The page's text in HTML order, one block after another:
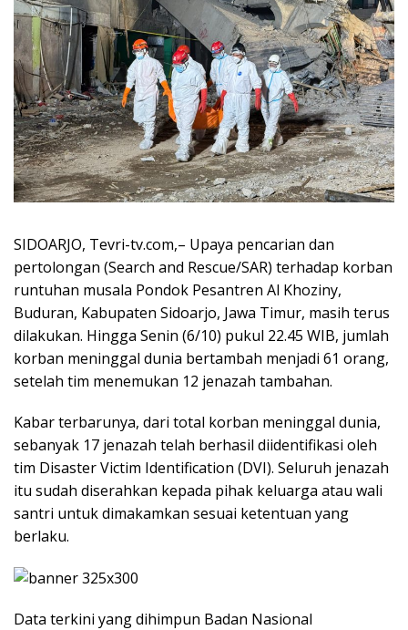
SIDOARJO, Tevri-tv.com,– Upaya pencarian dan
pertolongan (Search and Rescue/SAR) terhadap korban
runtuhan musala Pondok Pesantren Al Khoziny,
Buduran, Kabupaten Sidoarjo, Jawa Timur, masih terus
dilakukan. Hingga Senin (6/10) pukul 22.45 WIB, jumlah
korban meninggal dunia bertambah menjadi 61 orang,
setelah tim menemukan 12 jenazah tambahan.
Kabar terbarunya, dari total korban meninggal dunia,
sebanyak 17 jenazah telah berhasil diidentifikasi oleh
tim Disaster Victim Identification (DVI). Seluruh jenazah
itu sudah diserahkan kepada pihak keluarga atau wali
santri untuk dimakamkan sesuai ketentuan yang
berlaku.
Data terkini yang dihimpun Badan Nasional